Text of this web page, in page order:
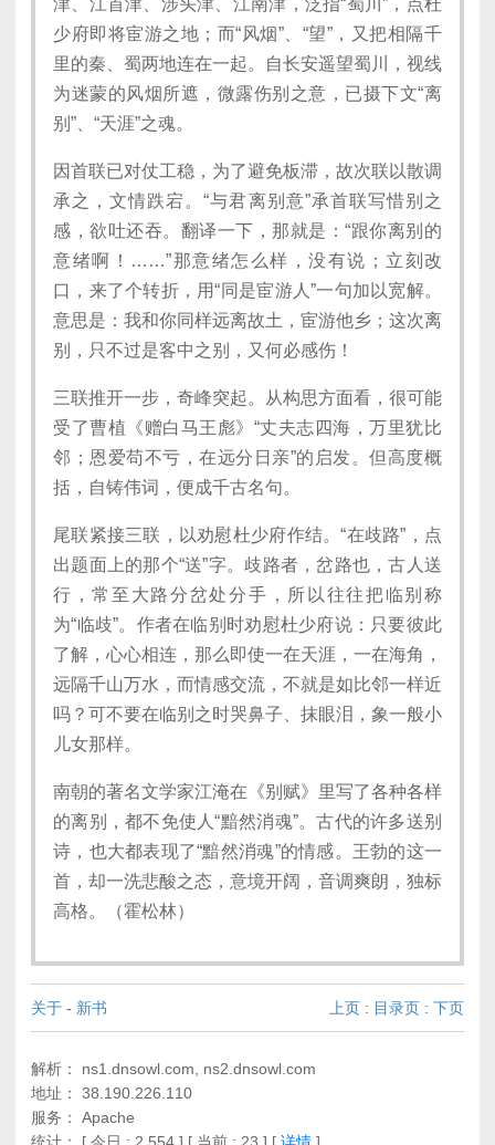
少府即将宦游之地；而“风烟”、“望”，又把相隔千
里的秦、蜀两地连在一起。自长安遥望蜀川，视线
为迷蒙的风烟所遮，微露伤别之意，已摄下文“离
别”、“天涯”之魂。
因首联已对仗工稳，为了避免板滞，故次联以散调
承之，文情跌宕。“与君离别意”承首联写惜别之
感，欲吐还吞。翻译一下，那就是：“跟你离别的
意绪啊！……”那意绪怎么样，没有说；立刻改
口，来了个转折，用“同是宦游人”一句加以宽解。
意思是：我和你同样远离故土，宦游他乡；这次离
别，只不过是客中之别，又何必感伤！
三联推开一步，奇峰突起。从构思方面看，很可能
受了曹植《赠白马王彪》“丈夫志四海，万里犹比
邻；恩爱苟不亏，在远分日亲”的启发。但高度概
括，自铸伟词，便成千古名句。
尾联紧接三联，以劝慰杜少府作结。“在歧路”，点
出题面上的那个“送”字。歧路者，岔路也，古人送
行，常至大路分岔处分手，所以往往把临别称
为“临歧”。作者在临别时劝慰杜少府说：只要彼此
了解，心心相连，那么即使一在天涯，一在海角，
远隔千山万水，而情感交流，不就是如比邻一样近
吗？可不要在临别之时哭鼻子、抹眼泪，象一般小
儿女那样。
南朝的著名文学家江淹在《别赋》里写了各种各样
的离别，都不免使人“黯然消魂”。古代的许多送别
诗，也大都表现了“黯然消魂”的情感。王勃的这一
首，却一洗悲酸之态，意境开阔，音调爽朗，独标
高格。（霍松林）
关于 - 新书 上页 : 目录页 : 下页
解析： ns1.dnsowl.com, ns2.dnsowl.com
地址： 38.190.226.110
服务： Apache